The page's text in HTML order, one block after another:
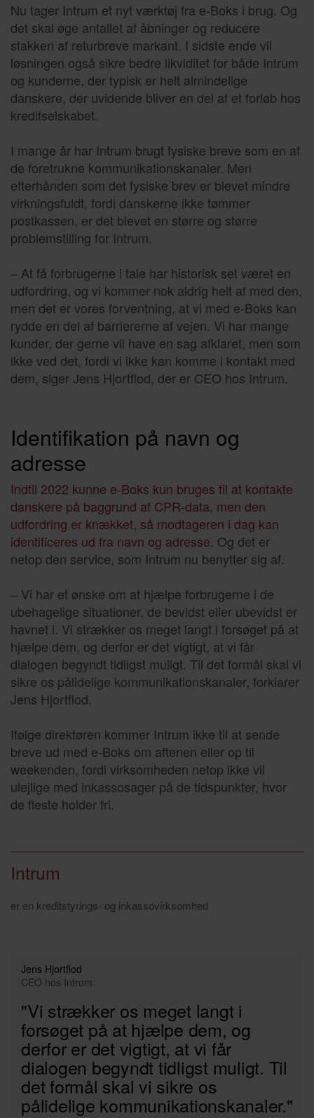
Intrum
er en kreditstyrings- og inkassovirksomhed
Nu tager Intrum et nyt værktøj fra e-Boks i brug. Og
det skal øge antallet af åbninger og reducere
stakken af returbreve markant. I sidste ende vil
løsningen også sikre bedre likviditet for både Intrum
og kunderne, der typisk er helt almindelige
danskere, der uvidende bliver en del af et forløb hos
kreditselskabet.
I mange år har Intrum brugt fysiske breve som en af
de foretrukne kommunikationskanaler. Men
efterhånden som det fysiske brev er blevet mindre
virkningsfuldt, fordi danskerne ikke tømmer
postkassen, er det blevet en større og større
problemstilling for Intrum.
– At få forbrugerne i tale har historisk set været en
udfordring, og vi kommer nok aldrig helt af med den,
men det er vores forventning, at vi med e-Boks kan
rydde en del af barriererne af vejen. Vi har mange
kunder, der gerne vil have en sag afklaret, men som
ikke ved det, fordi vi ikke kan komme i kontakt med
dem, siger Jens Hjortflod, der er CEO hos Intrum.
Identifikation på navn og
adresse
Indtil 2022 kunne e-Boks kun bruges til at kontakte
danskere på baggrund af CPR-data, men den
udfordring er knækket, så modtageren i dag kan
identificeres ud fra navn og adresse. Og det er
netop den service, som Intrum nu benytter sig af.
– Vi har et ønske om at hjælpe forbrugerne i de
ubehagelige situationer, de bevidst eller ubevidst er
havnet i. Vi strækker os meget langt i forsøget på at
hjælpe dem, og derfor er det vigtigt, at vi får
dialogen begyndt tidligst muligt. Til det formål skal vi
sikre os pålidelige kommunikationskanaler, forklarer
Jens Hjortflod.
Ifølge direktøren kommer Intrum ikke til at sende
breve ud med e-Boks om aftenen eller op til
weekenden, fordi virksomheden netop ikke vil
ulejlige med inkassosager på de tidspunkter, hvor
de fleste holder fri.
Jens Hjortflod
CEO hos Intrum
"Vi strækker os meget langt i
forsøget på at hjælpe dem, og
derfor er det vigtigt, at vi får
dialogen begyndt tidligst muligt. Til
det formål skal vi sikre os
pålidelige kommunikationskanaler."